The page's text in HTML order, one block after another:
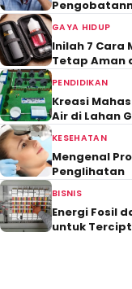
GAYA HIDUP
Inilah 7 Cara
Tetap Aman
PENDIDIKAN
Kreasi
Air di Lahan
KESEHATAN
Mengenal
Penglihatan
BISNIS
Energi Fosil
untuk